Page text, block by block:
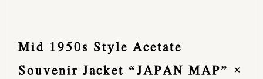
Mid 1950s Style Acetate
Souvenir Jacket “JAPAN MAP” ×